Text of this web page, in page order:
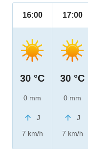
16:00
30 °C
0 mm
J
7 km/h
17:00
30 °C
0 mm
J
7 km/h